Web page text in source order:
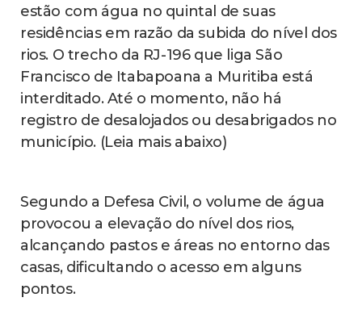
estão com água no quintal de suas
residências em razão da subida do nível dos
rios. O trecho da RJ-196 que liga São
Francisco de Itabapoana a Muritiba está
interditado. Até o momento, não há
registro de desalojados ou desabrigados no
município. (Leia mais abaixo)
Segundo a Defesa Civil, o volume de água
provocou a elevação do nível dos rios,
alcançando pastos e áreas no entorno das
casas, dificultando o acesso em alguns
pontos.